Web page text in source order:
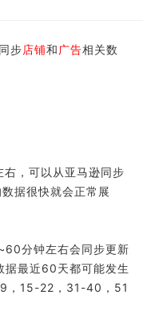
步店铺和 广告相关数
，可以从亚马逊同步
据很快就会正常展
分钟左右会同步更新
据最近60天都可能发生
，15-22，31-40，51